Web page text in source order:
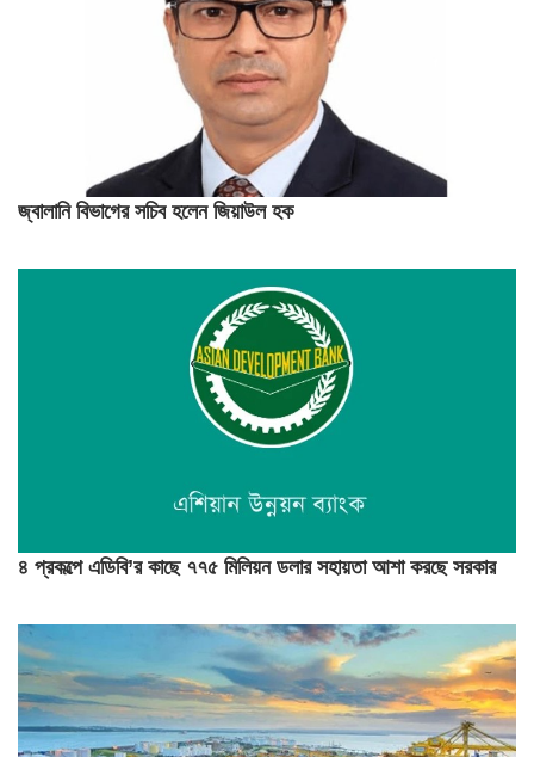
জ্বালানি বিভাগের সচিব হলেন জিয়াউল হক
৪ প্রকল্পে এডিবি’র কাছে ৭৭৫ মিলিয়ন ডলার সহায়তা আশা করছে সরকার